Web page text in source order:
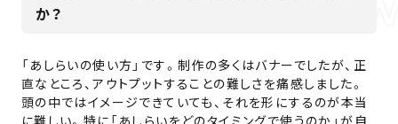
か？
「あしらいの使い方」です。制作の多くはバナーでしたが、正
直なところ、アウトプットすることの難しさを痛感しました。
頭の中ではイメージできていても、それを形にするのが本当